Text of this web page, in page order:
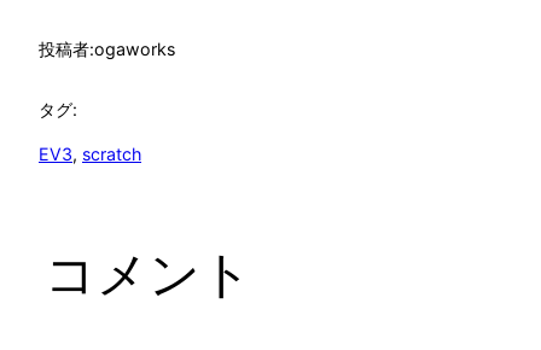
投稿者:ogaworks
タグ:
EV3, scratch
コメント